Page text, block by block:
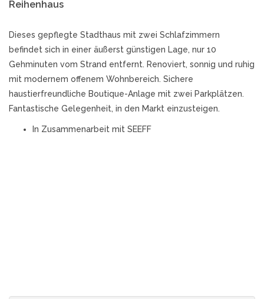
Reihenhaus
Dieses gepflegte Stadthaus mit zwei Schlafzimmern
befindet sich in einer äußerst günstigen Lage, nur 10
Gehminuten vom Strand entfernt. Renoviert, sonnig und ruhig
mit modernem offenem Wohnbereich. Sichere
haustierfreundliche Boutique-Anlage mit zwei Parkplätzen.
Fantastische Gelegenheit, in den Markt einzusteigen.
In Zusammenarbeit mit SEEFF